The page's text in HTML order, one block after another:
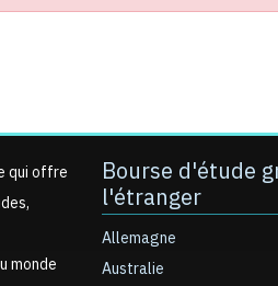
qui offre
monde
Bourse d'étude
l'étranger
Allemagne
Australie